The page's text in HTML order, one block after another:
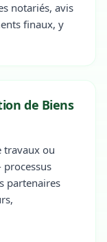
notariés, avis
finaux, y
de Biens
travaux ou
partenaires